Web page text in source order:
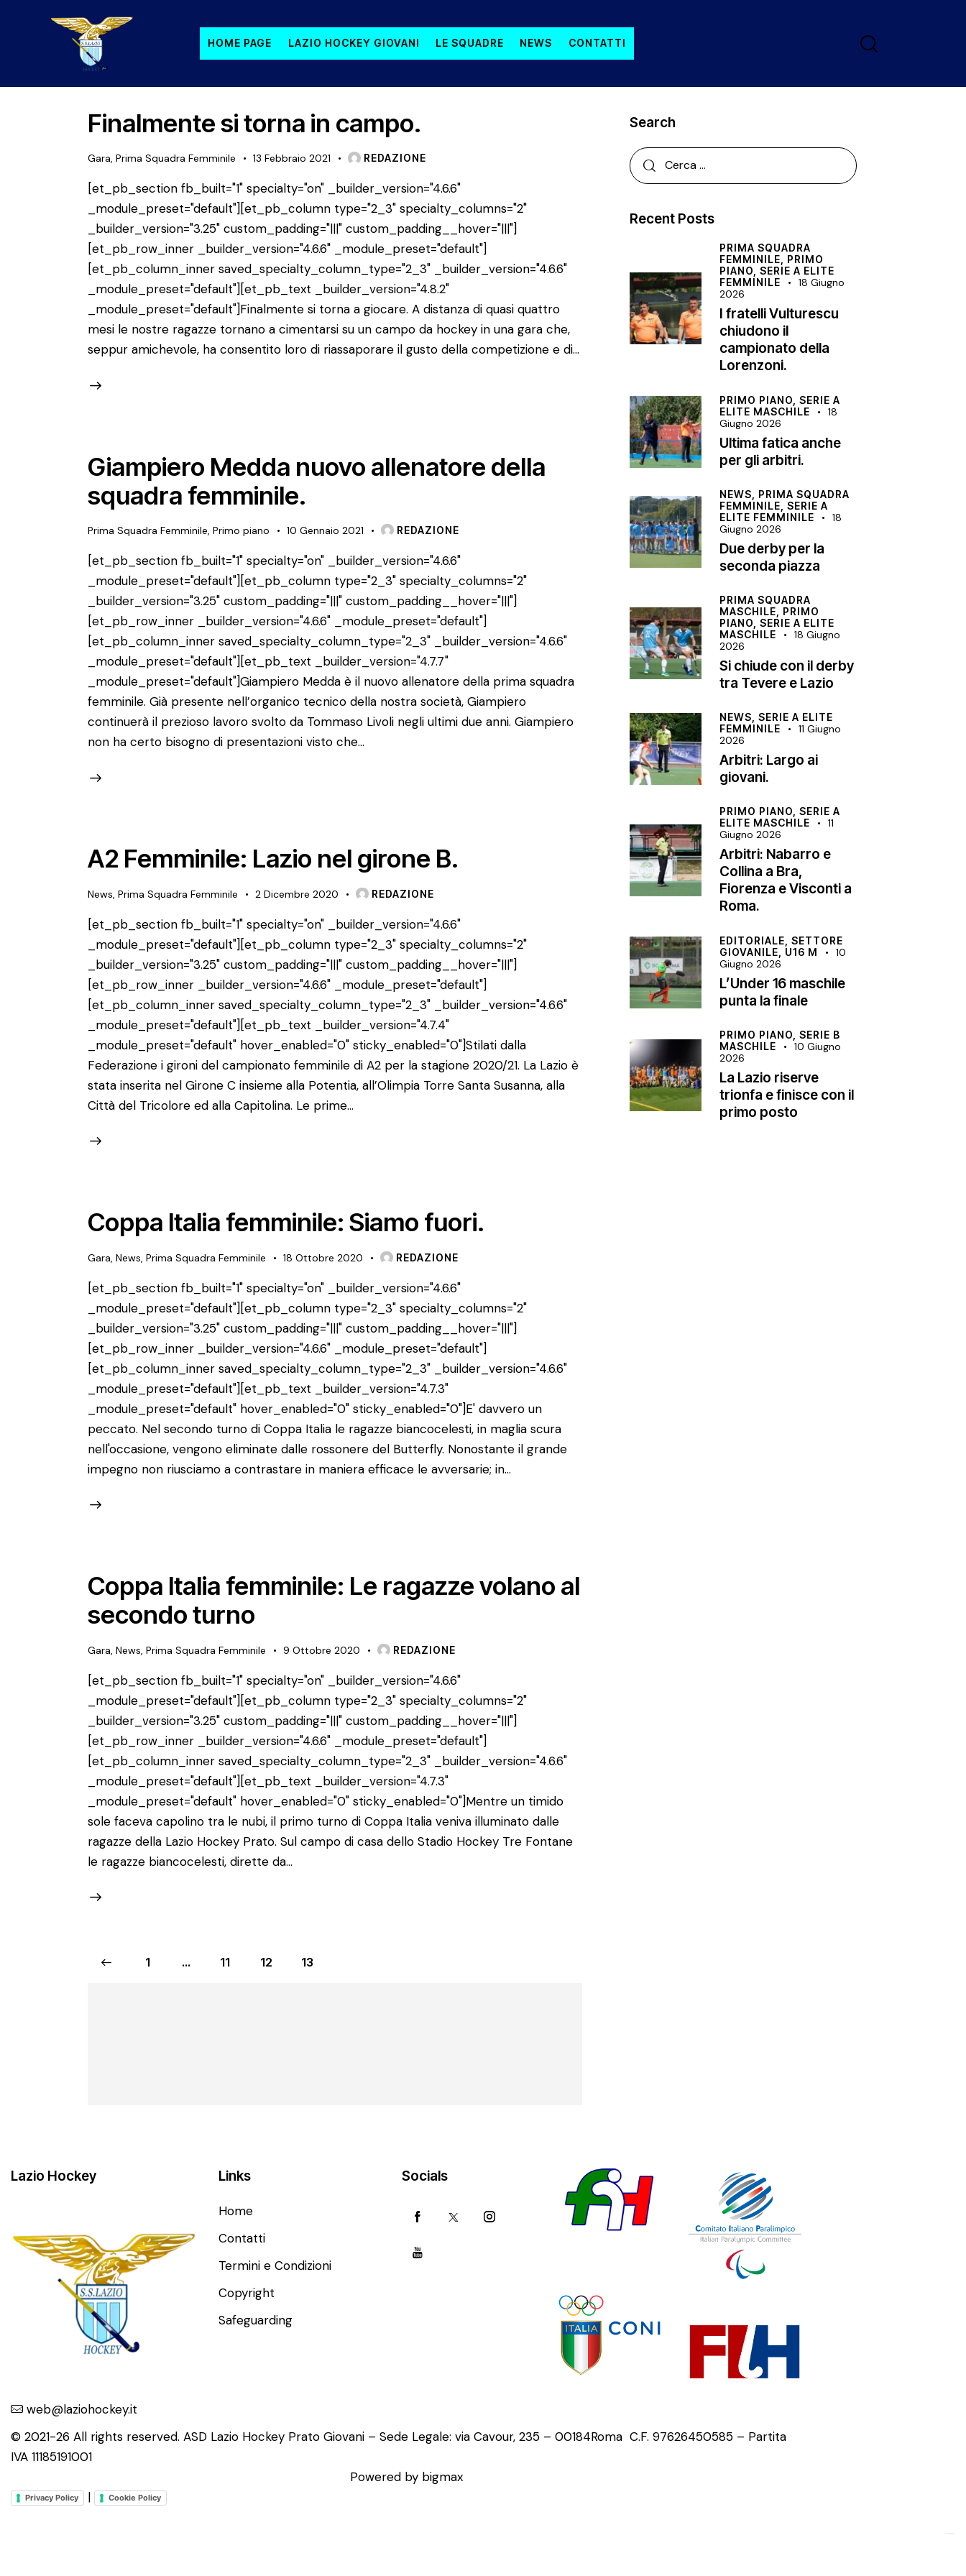
HOME PAGE LAZIO HOCKEY GIOVANI LE SQUADRE NEWS CONTATTI
Finalmente si torna in campo.
Gara, Prima Squadra Femminile 13 Febbraio 2021 REDAZIONE
[et_pb_section fb_built="1" specialty="on" _builder_version="4.6.6"
_module_preset="default"][et_pb_column type="2_3" specialty_columns="2"
_builder_version="3.25" custom_padding="|||" custom_padding__hover="|||"]
[et_pb_row_inner _builder_version="4.6.6" _module_preset="default"]
[et_pb_column_inner saved_specialty_column_type="2_3" _builder_version="4.6.6"
_module_preset="default"][et_pb_text _builder_version="4.8.2"
_module_preset="default"]Finalmente si torna a giocare. A distanza di quasi quattro
mesi le nostre ragazze tornano a cimentarsi su un campo da hockey in una gara che,
seppur amichevole, ha consentito loro di riassaporare il gusto della competizione e di…
Giampiero Medda nuovo allenatore della
squadra femminile.
Prima Squadra Femminile, Primo piano 10 Gennaio 2021 REDAZIONE
[et_pb_section fb_built="1" specialty="on" _builder_version="4.6.6"
_module_preset="default"][et_pb_column type="2_3" specialty_columns="2"
_builder_version="3.25" custom_padding="|||" custom_padding__hover="|||"]
[et_pb_row_inner _builder_version="4.6.6" _module_preset="default"]
[et_pb_column_inner saved_specialty_column_type="2_3" _builder_version="4.6.6"
_module_preset="default"][et_pb_text _builder_version="4.7.7"
_module_preset="default"]Giampiero Medda è il nuovo allenatore della prima squadra
femminile. Già presente nell’organico tecnico della nostra società, Giampiero
continuerà il prezioso lavoro svolto da Tommaso Livoli negli ultimi due anni. Giampiero
non ha certo bisogno di presentazioni visto che…
A2 Femminile: Lazio nel girone B.
News, Prima Squadra Femminile 2 Dicembre 2020 REDAZIONE
[et_pb_section fb_built="1" specialty="on" _builder_version="4.6.6"
_module_preset="default"][et_pb_column type="2_3" specialty_columns="2"
_builder_version="3.25" custom_padding="|||" custom_padding__hover="|||"]
[et_pb_row_inner _builder_version="4.6.6" _module_preset="default"]
[et_pb_column_inner saved_specialty_column_type="2_3" _builder_version="4.6.6"
_module_preset="default"][et_pb_text _builder_version="4.7.4"
_module_preset="default" hover_enabled="0" sticky_enabled="0"]Stilati dalla
Federazione i gironi del campionato femminile di A2 per la stagione 2020/21. La Lazio è
stata inserita nel Girone C insieme alla Potentia, all’Olimpia Torre Santa Susanna, alla
Città del Tricolore ed alla Capitolina. Le prime…
Coppa Italia femminile: Siamo fuori.
Gara, News, Prima Squadra Femminile 18 Ottobre 2020 REDAZIONE
[et_pb_section fb_built="1" specialty="on" _builder_version="4.6.6"
_module_preset="default"][et_pb_column type="2_3" specialty_columns="2"
_builder_version="3.25" custom_padding="|||" custom_padding__hover="|||"]
[et_pb_row_inner _builder_version="4.6.6" _module_preset="default"]
[et_pb_column_inner saved_specialty_column_type="2_3" _builder_version="4.6.6"
_module_preset="default"][et_pb_text _builder_version="4.7.3"
_module_preset="default" hover_enabled="0" sticky_enabled="0"]E' davvero un
peccato. Nel secondo turno di Coppa Italia le ragazze biancocelesti, in maglia scura
nell'occasione, vengono eliminate dalle rossonere del Butterfly. Nonostante il grande
impegno non riusciamo a contrastare in maniera efficace le avversarie; in…
Coppa Italia femminile: Le ragazze volano al
secondo turno
Gara, News, Prima Squadra Femminile 9 Ottobre 2020 REDAZIONE
[et_pb_section fb_built="1" specialty="on" _builder_version="4.6.6"
_module_preset="default"][et_pb_column type="2_3" specialty_columns="2"
_builder_version="3.25" custom_padding="|||" custom_padding__hover="|||"]
[et_pb_row_inner _builder_version="4.6.6" _module_preset="default"]
[et_pb_column_inner saved_specialty_column_type="2_3" _builder_version="4.6.6"
_module_preset="default"][et_pb_text _builder_version="4.7.3"
_module_preset="default" hover_enabled="0" sticky_enabled="0"]Mentre un timido
sole faceva capolino tra le nubi, il primo turno di Coppa Italia veniva illuminato dalle
ragazze della Lazio Hockey Prato. Sul campo di casa dello Stadio Hockey Tre Fontane
le ragazze biancocelesti, dirette da…
1 … 11 12 13
Search
Recent Posts
PRIMA SQUADRA
FEMMINILE, PRIMO
PIANO,SERIE A ELITE
FEMMINILE
18 Giugno
2026
I fratelli Vulturescu
chiudono il
campionato della
Lorenzoni.
PRIMO PIANO,SERIE A
ELITE MASCHILE
18
Giugno 2026
Ultima fatica anche
per gli arbitri.
NEWS, PRIMA SQUADRA
FEMMINILE,SERIE A
ELITE FEMMINILE
18
Giugno 2026
Due derby per la
seconda piazza
PRIMA SQUADRA
MASCHILE, PRIMO
PIANO,SERIE A ELITE
MASCHILE
18 Giugno
2026
Si chiude con il derby
tra Tevere e Lazio
NEWS,SERIE A ELITE
FEMMINILE
11 Giugno
2026
Arbitri: Largo ai
giovani.
PRIMO PIANO,SERIE A
ELITE MASCHILE
11
Giugno 2026
Arbitri: Nabarro e
Collina a Bra,
Fiorenza e Visconti a
Roma.
EDITORIALE,SETTORE
GIOVANILE, U16 M
10
Giugno 2026
L’Under 16 maschile
punta la finale
PRIMO PIANO,SERIE B
MASCHILE
10 Giugno
2026
La Lazio riserve
trionfa e finisce con il
primo posto
Lazio Hockey
web@laziohockey.it
Links
Home
Contatti
Termini e Condizioni
Copyright
Safeguarding
Socials
© 2021-26 All rights reserved. ASD Lazio Hockey Prato Giovani – Sede Legale: via Cavour, 235 – 00184Roma C.F. 97626450585 – Partita
IVA 11185191001
Powered by bigmax
Privacy Policy | Cookie Policy